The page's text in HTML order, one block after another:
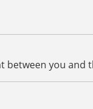
between you and